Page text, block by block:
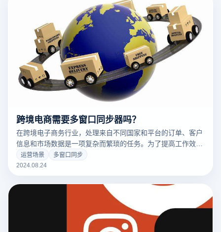
PayPal账户，包括所需的步骤、注意事项和可能遇到的挑战。
跨境电商需要多窗口同步器吗？
在跨境电子商务行业，处理来自不同国家和平台的订单、客户
信息和市场数据是一项复杂而繁琐的任务。为了提高工作效率
和管理便利性，多窗同步器已经成为许多跨境电子商务从业者
的得力助手。通过多窗同步器，用户可以同时查看多个电子商
和准确性。本文将讨论跨境电子商务是否真的需要多窗口同步
器，以及如何帮助跨境电子商务从业者优化工作流程，提高业
运营场景
多窗口同步
2024.08.24